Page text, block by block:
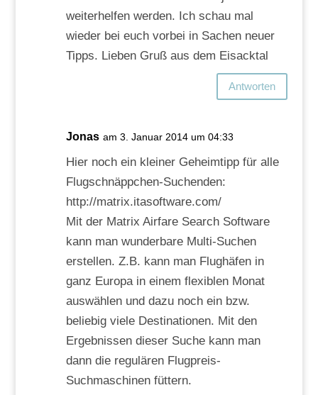
weiterhelfen werden. Ich schau mal
wieder bei euch vorbei in Sachen neuer
Tipps. Lieben Gruß aus dem Eisacktal
Antworten
Jonas am 3. Januar 2014 um 04:33
Hier noch ein kleiner Geheimtipp für alle
Flugschnäppchen-Suchenden:
http://matrix.itasoftware.com/
Mit der Matrix Airfare Search Software
kann man wunderbare Multi-Suchen
erstellen. Z.B. kann man Flughäfen in
ganz Europa in einem flexiblen Monat
auswählen und dazu noch ein bzw.
beliebig viele Destinationen. Mit den
Ergebnissen dieser Suche kann man
dann die regulären Flugpreis-
Suchmaschinen füttern.